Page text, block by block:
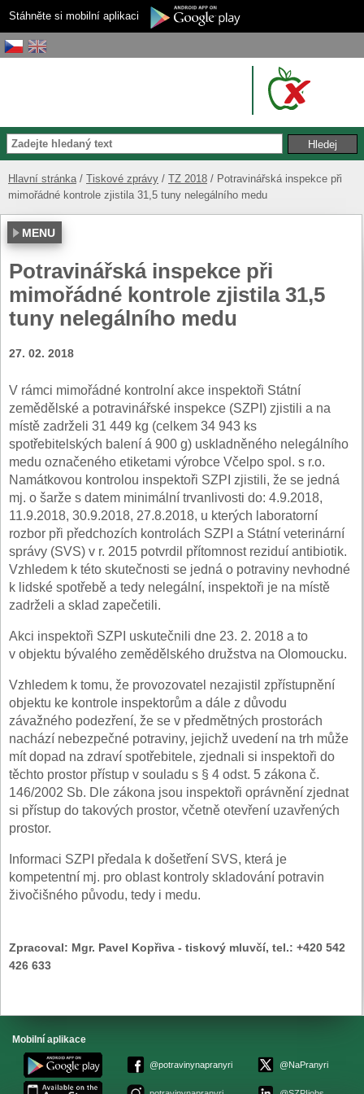
Stáhněte si mobilní aplikaci
Hlavní stránka Tiskové zprávy TZ 2018
Potravinářská inspekce při
mimořádné kontrole zjistila 31,5 tuny nelegálního medu
MENU
Potravinářská inspekce při
mimořádné kontrole zjistila 31,5
tuny nelegálního medu
27. 02. 2018
V rámci mimořádné kontrolní akce inspektoři Státní
zemědělské a potravinářské inspekce (SZPI) zjistili a na
místě zadrželi 31 449 kg (celkem 34 943 ks
spotřebitelských balení á 900 g) uskladněného nelegálního
medu označeného etiketami výrobce Včelpo spol. s r.o.
Namátkovou kontrolou inspektoři SZPI zjistili, že se jedná
mj. o šarže s datem minimální trvanlivosti do: 4.9.2018,
11.9.2018, 30.9.2018, 27.8.2018, u kterých laboratorní
rozbor při předchozích kontrolách SZPI a Státní veterinární
správy (SVS) v r. 2015 potvrdil přítomnost reziduí antibiotik.
Vzhledem k této skutečnosti se jedná o potraviny nevhodné
k lidské spotřebě a tedy nelegální, inspektoři je na místě
zadrželi a sklad zapečetili.
Akci inspektoři SZPI uskutečnili dne 23. 2. 2018 a to
v objektu bývalého zemědělského družstva na Olomoucku.
Vzhledem k tomu, že provozovatel nezajistil zpřístupnění
objektu ke kontrole inspektorům a dále z důvodu
závažného podezření, že se v předmětných prostorách
nachází nebezpečné potraviny, jejichž uvedení na trh může
mít dopad na zdraví spotřebitele, zjednali si inspektoři do
těchto prostor přístup v souladu s § 4 odst. 5 zákona č.
146/2002 Sb. Dle zákona jsou inspektoři oprávnění zjednat
si přístup do takových prostor, včetně otevření uzavřených
prostor.
Informaci SZPI předala k došetření SVS, která je
kompetentní mj. pro oblast kontroly skladování potravin
živočišného původu, tedy i medu.
Zpracoval: Mgr. Pavel Kopřiva - tiskový mluvčí, tel.: +420 542
426 633
Mobilní aplikace
@potravinynapranyri @NaPranyri